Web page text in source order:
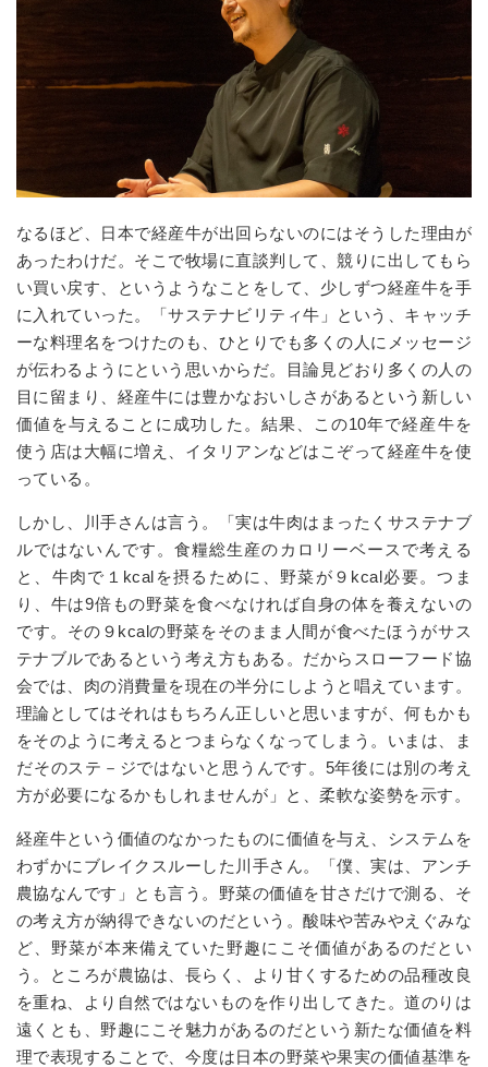
なるほど、日本で経産牛が出回らないのにはそうした理由が
あったわけだ。そこで牧場に直談判して、競りに出してもら
い買い戻す、というようなことをして、少しずつ経産牛を手
に入れていった。「サステナビリティ牛」という、キャッチ
ーな料理名をつけたのも、ひとりでも多くの人にメッセージ
が伝わるようにという思いからだ。目論見どおり多くの人の
目に留まり、経産牛には豊かなおいしさがあるという新しい
価値を与えることに成功した。結果、この10年で経産牛を
使う店は大幅に増え、イタリアンなどはこぞって経産牛を使
っている。
しかし、川手さんは言う。「実は牛肉はまったくサステナブ
ルではないんです。食糧総生産のカロリーベースで考える
と、牛肉で１kcalを摂るために、野菜が９kcal必要。つま
り、牛は9倍もの野菜を食べなければ自身の体を養えないの
です。その９kcalの野菜をそのまま人間が食べたほうがサス
テナブルであるという考え方もある。だからスローフード協
会では、肉の消費量を現在の半分にしようと唱えています。
理論としてはそれはもちろん正しいと思いますが、何もかも
をそのように考えるとつまらなくなってしまう。いまは、ま
だそのステ－ジではないと思うんです。5年後には別の考え
方が必要になるかもしれませんが」と、柔軟な姿勢を示す。
経産牛という価値のなかったものに価値を与え、システムを
わずかにブレイクスルーした川手さん。「僕、実は、アンチ
農協なんです」とも言う。野菜の価値を甘さだけで測る、そ
の考え方が納得できないのだという。酸味や苦みやえぐみな
ど、野菜が本来備えていた野趣にこそ価値があるのだとい
う。ところが農協は、長らく、より甘くするための品種改良
を重ね、より自然ではないものを作り出してきた。道のりは
遠くとも、野趣にこそ魅力があるのだという新たな価値を料
理で表現することで、今度は日本の野菜や果実の価値基準を